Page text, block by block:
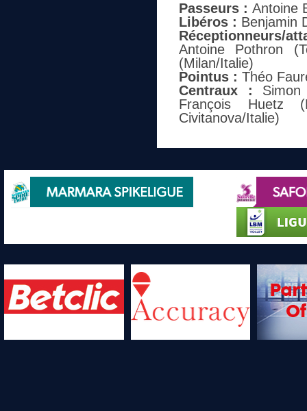
Passeurs : Antoine
Libéros : Benjamin
Réceptionneurs/
Antoine Pothron
(Milan/Italie)
Pointus : Théo
Centraux : Simon
François Huetz
Civitanova/Italie)